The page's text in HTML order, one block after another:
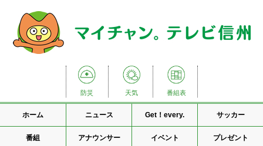
防災 天気 番組表
ホーム ニュース Get！every. サッカー
番組 アナウンサー イベント プレゼント